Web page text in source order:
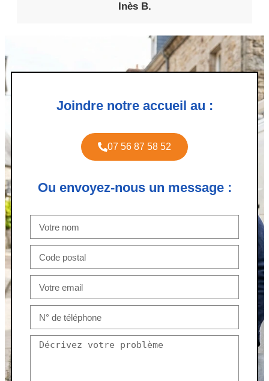
Inès B.
Joindre notre accueil au :
07 56 87 58 52
Ou envoyez-nous un message :